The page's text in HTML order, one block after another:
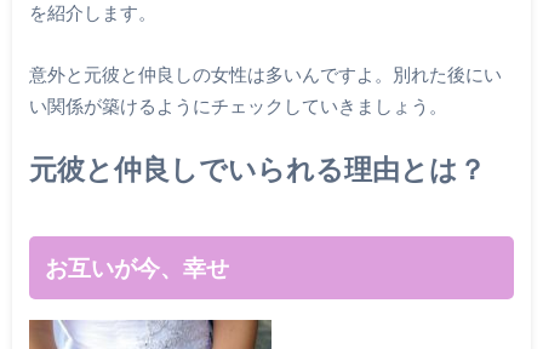
を紹介します。
意外と元彼と仲良しの女性は多いんですよ。別れた後にい
い関係が築けるようにチェックしていきましょう。
元彼と仲良しでいられる理由とは？
お互いが今、幸せ